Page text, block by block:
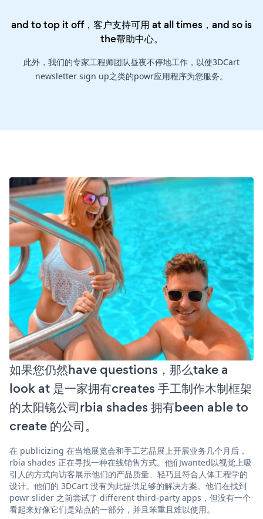
and to top it off，客户支持可用 at all times，and so is
the帮助中心。
此外，我们的专家工程师团队昼夜不停地工作，以使3DCart
newsletter sign up之类的powr应用程序为您服务。
如果您仍然have questions，那么take a
look at 是一家拥有creates 手工制作木制框架
的太阳镜公司rbia shades 拥有been able to
create 的公司。
在 publicizing 在当地展览会和手工艺品展上开展业务几个月后，
rbia shades 正在寻找一种在线销售方式。他们wanted以视觉上吸
引人的方式向访客展示他们的产品质量、轻巧且符合人体工程学的
设计。他们的 3DCart 没有为此提供足够的解决方案。他们在找到
powr slider 之前尝试了 different third-party apps，但没有一个
看起来好像它们是站点的一部分，并且笨重且难以使用。